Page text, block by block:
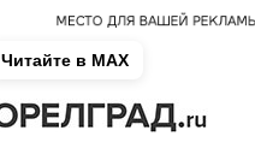
Читайте в MAX